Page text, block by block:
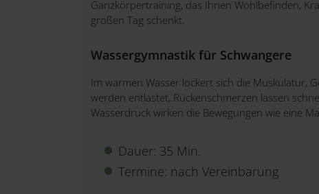
Ganzkörpertraining, das Ihnen Wohlbefinden,
großen Tag schenkt.
Wassergymnastik für Schwangere
Im warmen Wasser lockert sich die Muskulatur,
werden entlastet, Rückenschmerzen lassen
Wasserdruck wirken die Bewegungen wie eine
Dauer: 35 Min.
Termine: nach Vereinbarung